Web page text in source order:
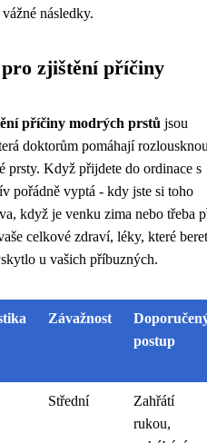
následky.
zjištění příčiny
příčiny modrých prstů jsou
doktorům pomáhají
prsty. Když přijdete do ordinace s
pořádně vyptá - kdy jste si toho
když je venku zima nebo třeba
celkové zdraví, léky, které
u vašich příbuzných.
Závažnost
postup
Střední
Zahřátí
rukou,